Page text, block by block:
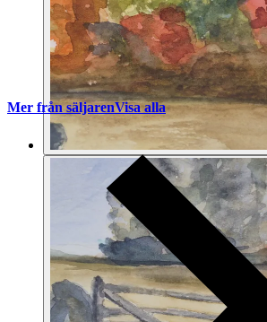
Mer från säljarenVisa alla